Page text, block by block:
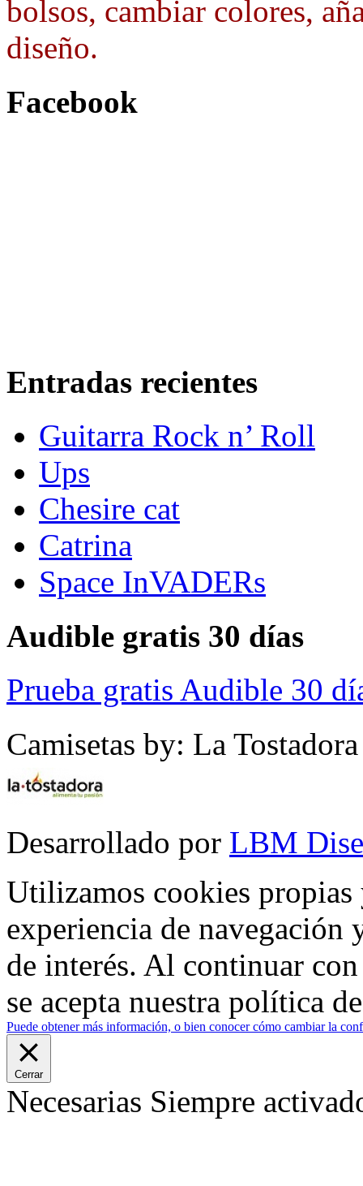
bolsos, cambiar colores,
diseño.
Facebook
Entradas recientes
Guitarra Rock n’ Roll
Ups
Chesire cat
Catrina
Space InVADERs
Audible gratis 30 días
Prueba gratis Audible 30
Camisetas by: La Tostadora
Desarrollado por LBM
Utilizamos cookies propias
experiencia de
de interés. Al continuar
se acepta nuestra política
Puede obtener más información, o bien conocer cómo cambiar la
Cerrar
Necesarias Siempre